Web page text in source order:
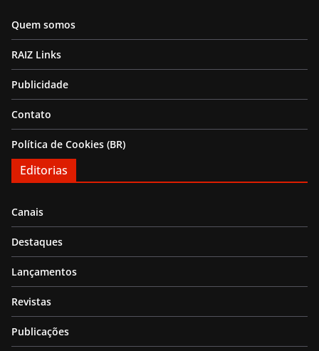
Quem somos
RAIZ Links
Publicidade
Contato
Política de Cookies (BR)
Editorias
Canais
Destaques
Lançamentos
Revistas
Publicações